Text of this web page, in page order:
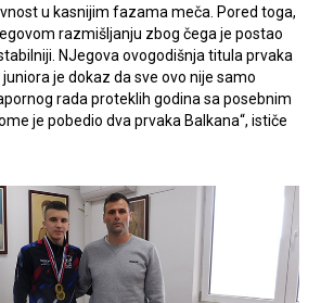
u kasnijim fazama meča. Pored toga,
razmišljanju zbog čega je postao
NJegova ovogodišnja titula prvaka
je dokaz da sve ovo nije samo
rada proteklih godina sa posebnim
je pobedio dva prvaka Balkana“, ističe